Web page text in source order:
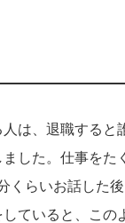
は、退職する
した。仕事を
らいお話した
ていると、こ